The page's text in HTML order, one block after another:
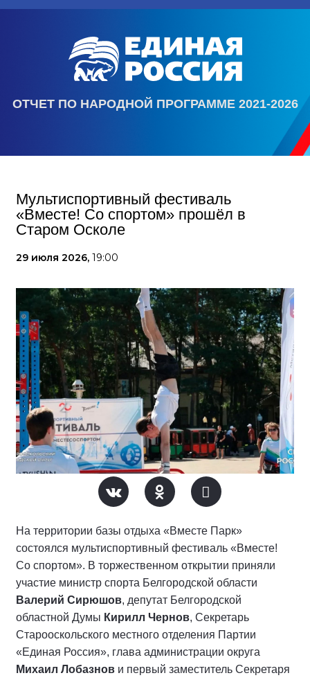
ОТЧЕТ ПО НАРОДНОЙ ПРОГРАММЕ 2021-2026
Мультиспортивный фестиваль
«Вместе! Со спортом» прошёл в
Старом Осколе
29 июля 2026, 19:00
На территории базы отдыха «Вместе Парк»
состоялся мультиспортивный фестиваль «Вместе!
Со спортом». В торжественном открытии приняли
участие министр спорта Белгородской области
Валерий Сирюшов, депутат Белгородской
областной Думы Кирилл Чернов, Секретарь
Старооскольского местного отделения Партии
«Единая Россия», глава администрации округа
Михаил Лобазнов и первый заместитель Секретаря